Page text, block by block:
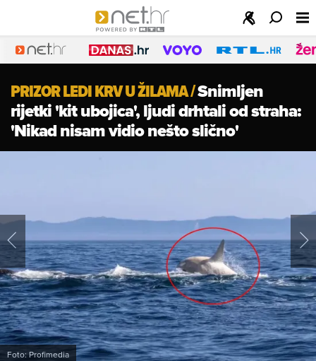
PRIZOR LEDI KRV U ŽILAMA/Snimljen
rijetki 'kit ubojica', ljudi drhtali od straha:
'Nikad nisam vidio nešto slično'
Foto: Profimedia